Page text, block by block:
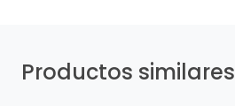
Productos similares